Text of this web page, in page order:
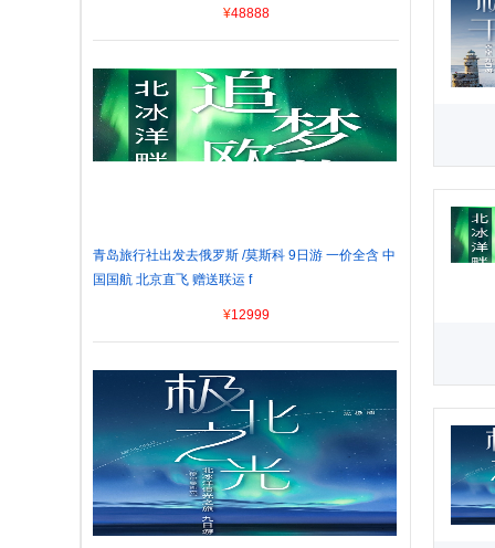
¥48888
青岛旅行社出发去俄罗斯 /莫斯科 9日游 一价全含 中
国国航 北京直飞 赠送联运 f
¥12999